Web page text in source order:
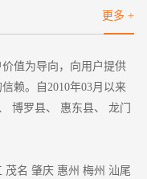
在上添加需要的功能
助建站平台上面有非
的几大功能模块勾选
更加的和谐。
经成型了。这个时
适。比如说网站标题
更多 +
值为导向，向用户提供
赖。自2010年03月以来
博罗县、 惠东县、 龙门
茂名 肇庆 惠州 梅州 汕尾